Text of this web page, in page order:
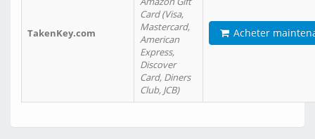
TakenKey.com
Card (Visa,
Mastercard,
American
Express,
Discover
Card, Diners
Club, JCB)
Acheter